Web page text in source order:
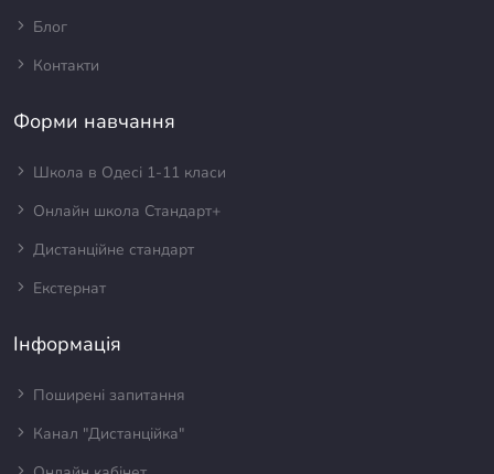
Блог
Контакти
Форми навчання
Школа в Одесі 1-11 класи
Онлайн школа Стандарт+
Дистанційне стандарт
Екстернат
Інформація
Поширені запитання
Канал "Дистанційка"